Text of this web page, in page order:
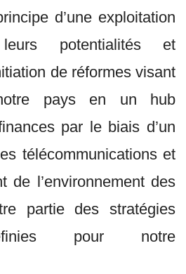
d’une exploitation
potentialités et
de réformes visant
pays en un hub
par le biais d’un
télécommunications et
de l’environnement des
partie des stratégies
pour notre